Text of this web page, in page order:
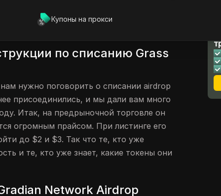
Купоны на прокси
возможные шаги можно
псов в airdrop Blum mining.
по списанию Grass
нужно поговорить о списании аirdrop
присоединились, и мы дали вам много
Итак, на предрыночной торговле он
огромным прайсом. При листинге его
до $2 и $3. Так что те, кто уже
и те, кто уже знает, какие токены они
Network Airdrop